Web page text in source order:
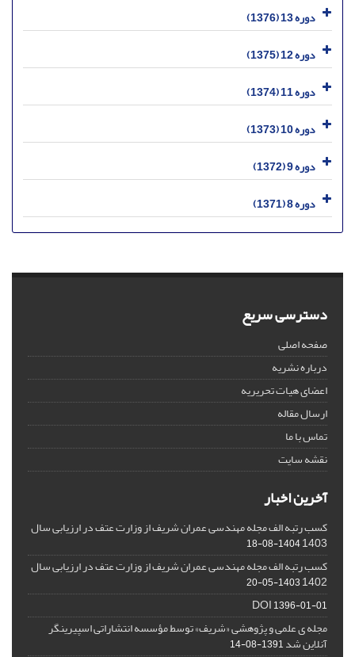
دوره 13 (1376)
دوره 12 (1375)
دوره 11 (1374)
دوره 10 (1373)
دوره 9 (1372)
دوره 8 (1371)
دسترسی سریع
صفحه اصلی
درباره نشریه
اعضای هیات تحریریه
ارسال مقاله
تماس با ما
نقشه سایت
آخرین اخبار
کسب رتبه الف مجله مهندسی عمران شریف از وزارت عتف در ارزیابی سال
1403
1404-08-18
کسب رتبه الف مجله مهندسی عمران شریف از وزارت عتف در ارزیابی سال
1402
1403-05-20
DOI1396-01-01
مجله ی علمی و پژوهشی «شریف» توسط مؤسسه انتشاراتی اسپیرینگر
آنلاین شد1391-08-14